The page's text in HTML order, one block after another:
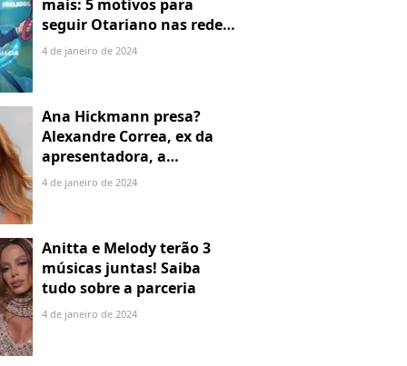
mais: 5 motivos para
seguir Otariano nas redes
sociais
4 de janeiro de 2024
Ana Hickmann presa?
Alexandre Correa, ex da
apresentadora, a
denuncia por alienação
parental
4 de janeiro de 2024
Anitta e Melody terão 3
músicas juntas! Saiba
tudo sobre a parceria
4 de janeiro de 2024